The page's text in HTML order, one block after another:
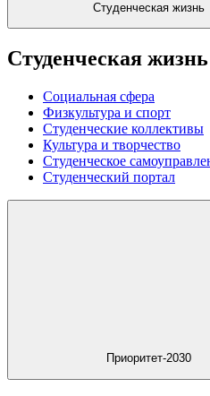
Студенческая жизнь
Студенческая жизнь
Социальная сфера
Физкультура и спорт
Студенческие коллективы
Культура и творчество
Студенческое
Студенческий портал
Приоритет-2030